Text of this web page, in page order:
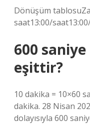
Dönüşüm
saat13:00/
600
eşittir?
10 dakika = 10×60
dakika. 28 Nisan
dolayısıyla 600